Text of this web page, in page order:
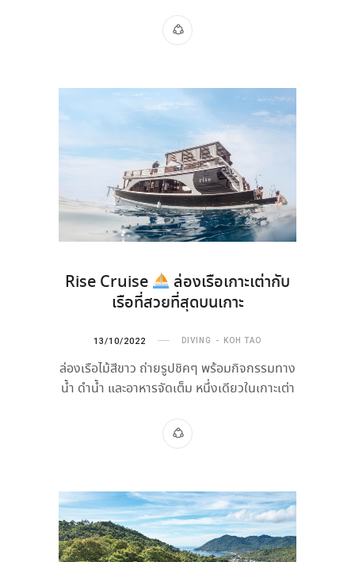
Rise Cruise
ล่องเรือเกาะเต่ากับ
เรือที่สวยที่สุดบนเกาะ
13/10/2022 DIVING KOH TAO
ล่องเรือไม้สีขาว ถ่ายรูปชิคๆ พร้อมกิจกรรมทาง
น้ำ ดำน้ำ และอาหารจัดเต็ม หนึ่งเดียวในเกาะเต่า